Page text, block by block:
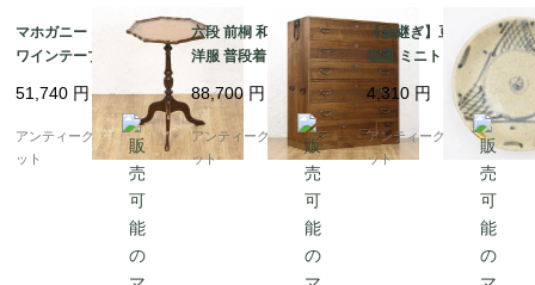
マホガニー イギリス製
ワインテーブル レザー
おしゃれ インテリア 英
国 アンティーク
51,740 円
アンティークブルーパロ
ット
六段 前桐 和箪笥 着物
洋服 普段着 大正 昭和
初期 アンティーク 和家
具 和骨董 明るめの色合
い シンプル
88,700 円
アンティークブルーパロ
ット
【金継ぎ】豆皿 小皿 手
塩皿 ミニトレイ 染付
呉須 藍色 焼き物 素朴
かわいい 明治 大正 骨
董 アンティーク（網・
渦）B
4,310 円
アンティークブルーパロ
ット